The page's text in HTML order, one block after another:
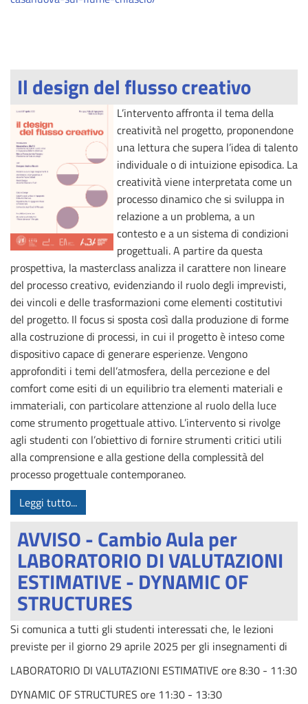
Il design del flusso creativo
L’intervento affronta il tema della
creatività nel progetto, proponendone
una lettura che supera l’idea di talento
individuale o di intuizione episodica. La
creatività viene interpretata come un
processo dinamico che si sviluppa in
relazione a un problema, a un
contesto e a un sistema di condizioni
progettuali. A partire da questa
prospettiva, la masterclass analizza il carattere non lineare
del processo creativo, evidenziando il ruolo degli imprevisti,
dei vincoli e delle trasformazioni come elementi costitutivi
del progetto. Il focus si sposta così dalla produzione di forme
alla costruzione di processi, in cui il progetto è inteso come
dispositivo capace di generare esperienze. Vengono
approfonditi i temi dell’atmosfera, della percezione e del
comfort come esiti di un equilibrio tra elementi materiali e
immateriali, con particolare attenzione al ruolo della luce
come strumento progettuale attivo. L’intervento si rivolge
agli studenti con l’obiettivo di fornire strumenti critici utili
alla comprensione e alla gestione della complessità del
processo progettuale contemporaneo.
Leggi tutto...
AVVISO - Cambio Aula per
LABORATORIO DI VALUTAZIONI
ESTIMATIVE - DYNAMIC OF
STRUCTURES
Si comunica a tutti gli studenti interessati che, le lezioni
previste per il giorno 29 aprile 2025 per gli insegnamenti di
LABORATORIO DI VALUTAZIONI ESTIMATIVE ore 8:30 - 11:30
DYNAMIC OF STRUCTURES ore 11:30 - 13:30